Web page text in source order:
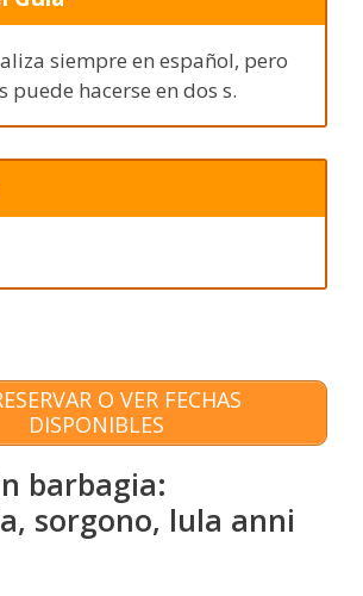
siempre en español, pero
puede hacerse en dos s.
O VER FECHAS
DISPONIBLES
barbagia:
sorgono, lula anni